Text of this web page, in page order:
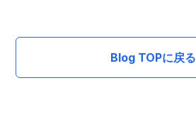
Blog TOPに戻る